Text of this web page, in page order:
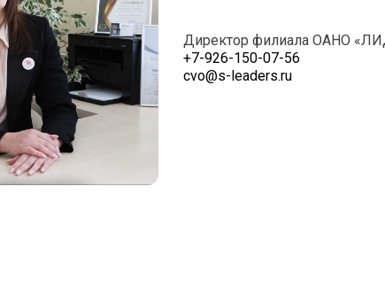
Директор филиала ОАНО
+7-926-150-07-56
cvo@s-leaders.ru